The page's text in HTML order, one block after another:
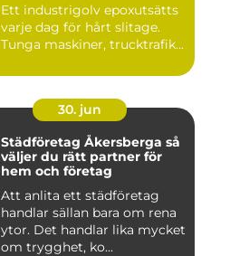
Ett industrigolv epoxutsätts
varje dag för hårt slitage.
Tunga maskiner, trucktrafik...
30. jun
Städföretag Åkersberga så
väljer du rätt partner för
hem och företag
Att anlita ett städföretag
handlar sällan bara om rena
ytor. Det handlar lika mycket
om trygghet, ko...